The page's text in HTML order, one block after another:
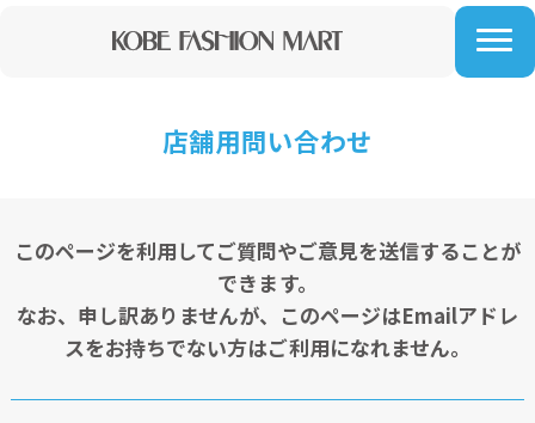
店舗用問い合わせ
このページを利用してご質問やご意見を送信することが
できます。
なお、申し訳ありませんが、このページはEmailアドレ
スをお持ちでない方はご利用になれません。